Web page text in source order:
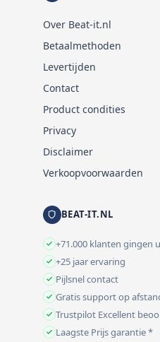
Over Beat-it.nl
Betaalmethoden
Levertijden
Contact
Product condities
Privacy
Disclaimer
Verkoopvoorwaarden
BEAT-IT.NL
+71.000 klanten gingen
+25 jaar ervaring
Pijlsnel contact
Gratis support op
Trustpilot Excellent
Laagste Prijs garantie *